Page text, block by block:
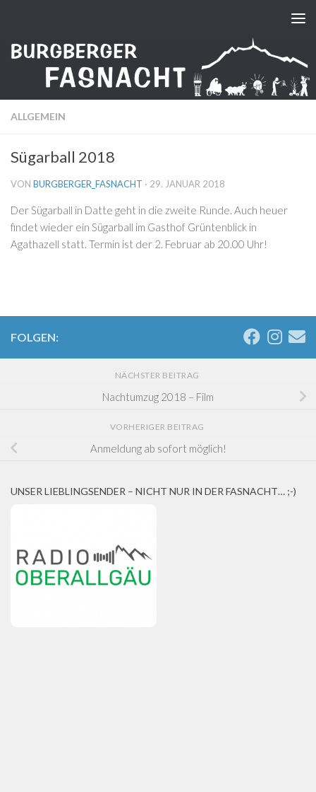
ALLGEMEIN
Sügarball 2018
VON BURGBERGER_FASNACHT · 29. JANUAR 2018
Der Sügarball in Datte geht in die zweite Runde. Auch heuer
findet wieder ein Sügarball im Gasthof Grüntenblick in
Agathazell statt. Termin ist der 2. Februar ab 20.00 Uhr!
FOLGEN:
NÄCHSTER BEITRAG
Nachtumzug 2018 – Film
VORHERIGER BEITRAG
Anmeldung ab sofort möglich!
UNSER LIEBLINGSENDER – NICHT NUR IN DER FASNACHT… ;-)